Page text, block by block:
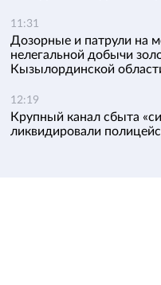
11:31
Дозорные и патрули на
нелегальной добычи
Кызылординской
12:19
Крупный канал сбыта
ликвидировали